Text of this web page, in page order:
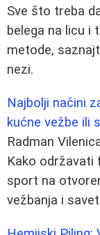
Sve što treba
belega na licu i
metode,
nezi.
Najbolji načini
kućne vežbe ili
Radman
Kako održavati
sport na
vežbanja i